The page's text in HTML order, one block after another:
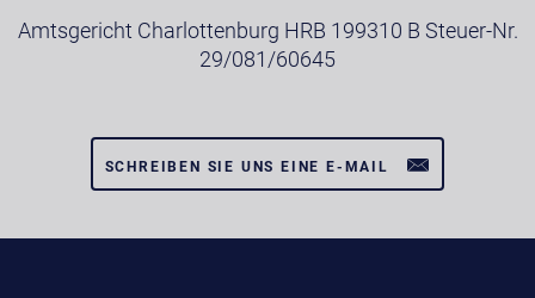
Amtsgericht Charlottenburg HRB 199310 B Steuer-Nr.
29/081/60645
SCHREIBEN SIE UNS EINE E-MAIL